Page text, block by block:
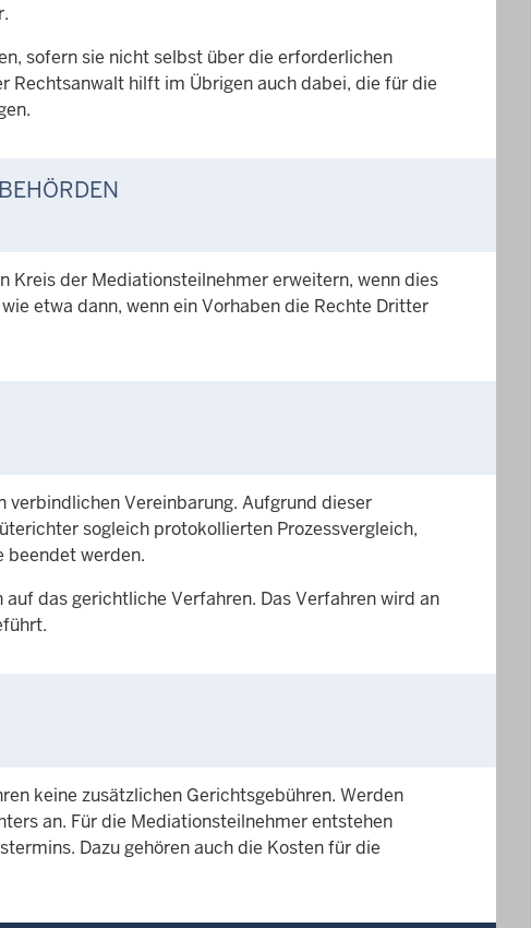
sofern sie nicht selbst über die erforderlichen
Rechtsanwalt hilft im Übrigen auch dabei, die für die
Kreis der Mediationsteilnehmer erweitern, wenn dies
etwa dann, wenn ein Vorhaben die Rechte Dritter
Vereinbarung. Aufgrund dieser
sogleich protokollierten Prozessvergleich,
beendet werden.
das gerichtliche Verfahren. Das Verfahren wird an
keine zusätzlichen Gerichtsgebühren. Werden
an. Für die Mediationsteilnehmer entstehen
Dazu gehören auch die Kosten für die